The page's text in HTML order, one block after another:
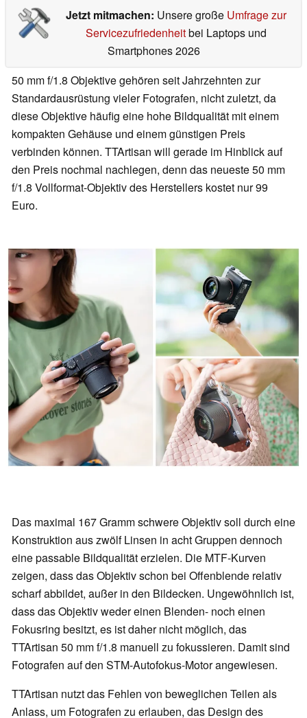
Jetzt mitmachen: Unsere große Umfrage zur
Servicezufriedenheitbei Laptops und
Smartphones 2026
50 mm f/1.8 Objektive gehören seit Jahrzehnten zur
Standardausrüstung vieler Fotografen, nicht zuletzt, da
diese Objektive häufig eine hohe Bildqualität mit einem
kompakten Gehäuse und einem günstigen Preis
verbinden können. TTArtisan will gerade im Hinblick auf
den Preis nochmal nachlegen, denn das neueste 50 mm
f/1.8 Vollformat-Objektiv des Herstellers kostet nur 99
Euro.
Das maximal 167 Gramm schwere Objektiv soll durch eine
Konstruktion aus zwölf Linsen in acht Gruppen dennoch
eine passable Bildqualität erzielen. Die MTF-Kurven
zeigen, dass das Objektiv schon bei Offenblende relativ
scharf abbildet, außer in den Bildecken. Ungewöhnlich ist,
dass das Objektiv weder einen Blenden- noch einen
Fokusring besitzt, es ist daher nicht möglich, das
TTArtisan 50 mm f/1.8 manuell zu fokussieren. Damit sind
Fotografen auf den STM-Autofokus-Motor angewiesen.
TTArtisan nutzt das Fehlen von beweglichen Teilen als
Anlass, um Fotografen zu erlauben, das Design des